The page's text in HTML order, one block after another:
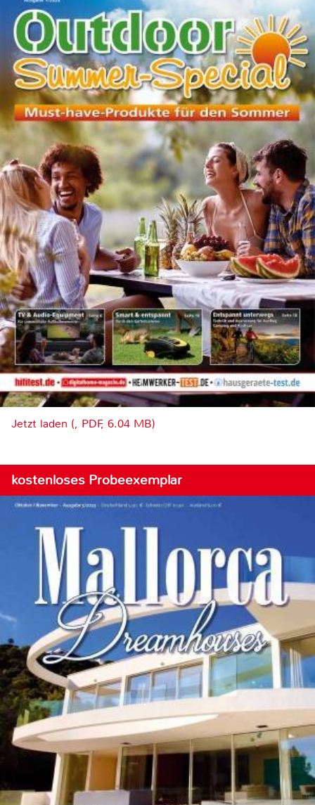
Jetzt laden (, PDF, 6.04 MB)
kostenloses Probeexemplar